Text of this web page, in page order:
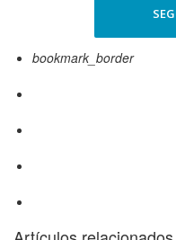
bookmark_border